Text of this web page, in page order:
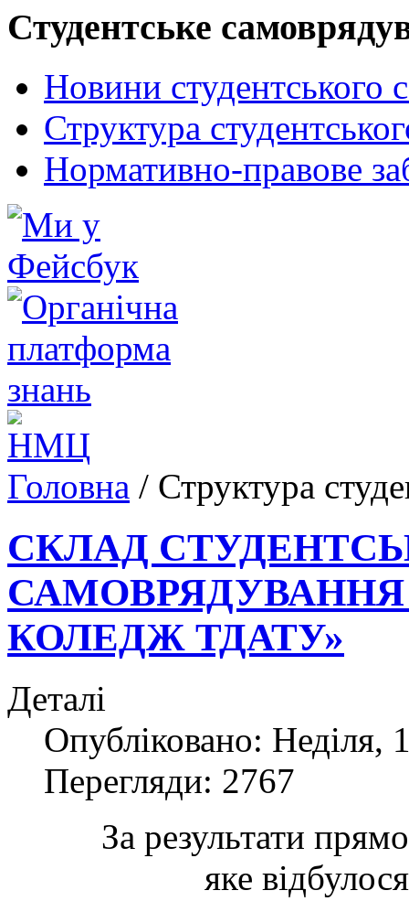
Студентське
Новини студентського
Структура
Нормативно-правове
Головна / Структура
СКЛАД
КОЛЕДЖ ТДАТУ»
Деталі
Опубліковано: Неділя,
Перегляди: 2767
За результати
яке